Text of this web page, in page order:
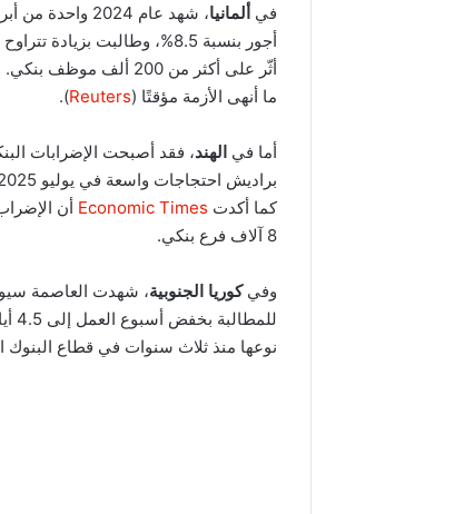
في ألمانيا
، شهد عام
أجور بنسبة 8.5%، وطالبت بزيادة تتراوح بين 12 و16% لمواكبة التضخّم المتصاعد.
ما أنهى الأزمة مؤقتًا (Reuters
).
أما في الهند
براديش احتجاجات واسعة في يوليو 2025 للمطالبة بتحسين الأجور ورفض الخصخصة (
كما أكدت Economic Times أن
8 آلاف فرع بنكي.
وفيكوريا الجنوبية
للمطالبة بخفض أسبوع العمل إلى 4.5 أيام وتحسين الأجور (
نوعها منذ ثلاث سنوات في قطاع البنوك